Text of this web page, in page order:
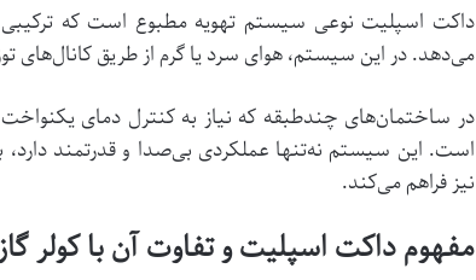
داکت اسپلیت نوعی سیستم تهویه مطبوع است که ترکیبی
می‌دهد. در این سیستم، هوای سرد یا گرم از طریق کانال‌های
در ساختمان‌های چندطبقه که نیاز به کنترل دمای
است. این سیستم نه‌تنها عملکردی بی‌صدا و قدرتمند دارد،
نیز فراهم می‌کند.
مفهوم داکت اسپلیت و تفاوت آن با کولر